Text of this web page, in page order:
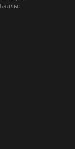
Баллы